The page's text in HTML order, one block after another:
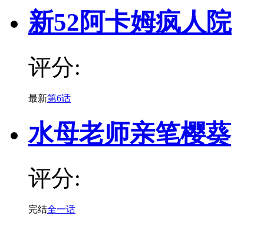
新52阿卡姆疯人院
评分:
最新第6话
水母老师亲笔樱葵
评分:
完结全一话